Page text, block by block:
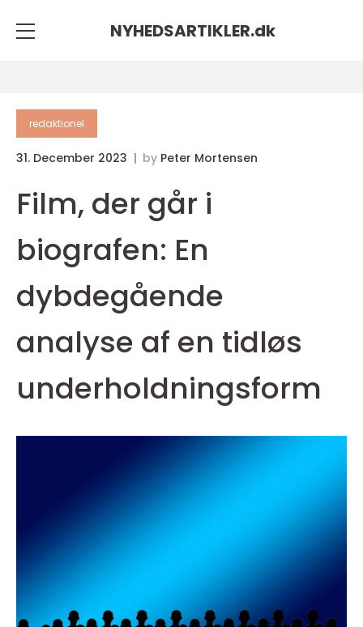
NYHEDSARTIKLER.dk
redaktionel
31. December 2023 by Peter Mortensen
Film, der går i
biografen: En
dybdegående
analyse af en tidløs
underholdningsform